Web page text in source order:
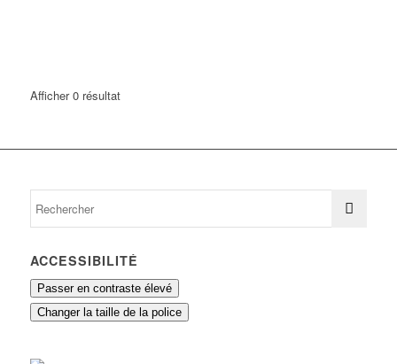
Afficher 0 résultat
ACCESSIBILITÉ
Passer en contraste élevé
Changer la taille de la police